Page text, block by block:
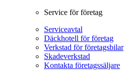
Service för företag
Serviceavtal
Däckhotell för företag
Verkstad för företagsbilar
Skadeverkstad
Kontakta företagssäljare